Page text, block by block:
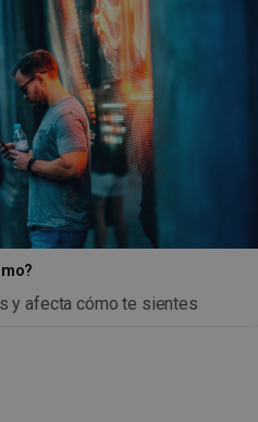
y afecta cómo te sientes